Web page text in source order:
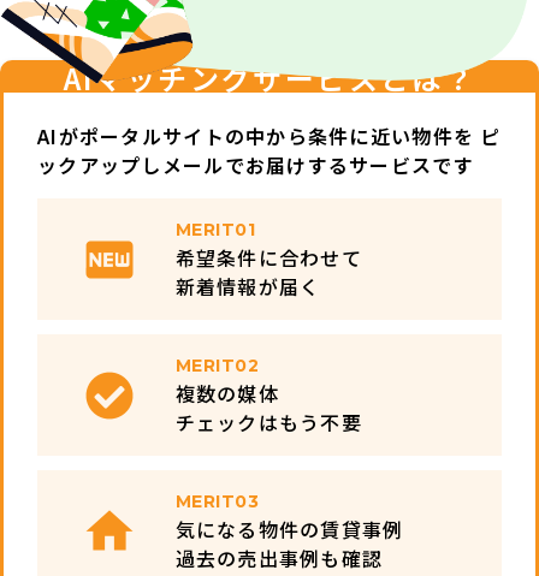
AIマッチングサービスとは？
AIがポータルサイトの中から条件に近い物件を ピ
ックアップしメールでお届けするサービスです
MERIT01
希望条件に合わせて
新着情報が届く
MERIT02
複数の媒体
チェックはもう不要
MERIT03
気になる物件の賃貸事例
過去の売出事例も確認